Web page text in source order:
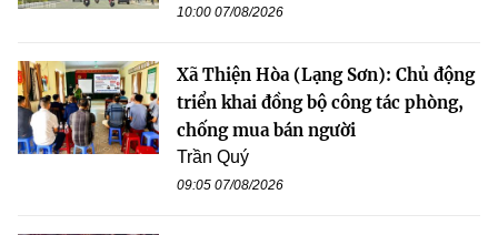
10:00 07/08/2026
Xã Thiện Hòa (Lạng Sơn): Chủ động
triển khai đồng bộ công tác phòng,
chống mua bán người
Trần Quý
09:05 07/08/2026